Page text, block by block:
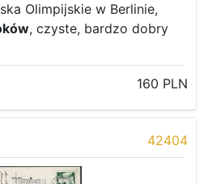
Olimpijskie w Berlinie,
, czyste, bardzo dobry
160 PLN
42404